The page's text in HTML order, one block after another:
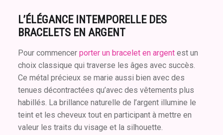
L’ÉLÉGANCE INTEMPORELLE DES
BRACELETS EN ARGENT
Pour commencer porter un bracelet en argentest un
choix classique qui traverse les âges avec succès.
Ce métal précieux se marie aussi bien avec des
tenues décontractées qu’avec des vêtements plus
habillés. La brillance naturelle de l’argent illumine le
teint et les cheveux tout en participant à mettre en
valeur les traits du visage et la silhouette.